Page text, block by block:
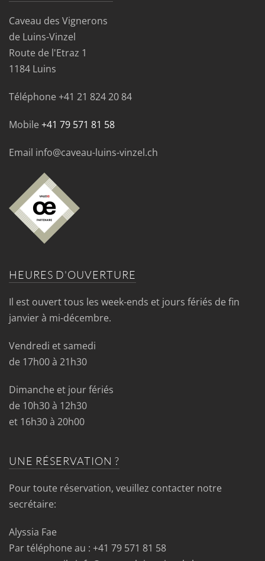
Caveau des Vignerons
de Luins-Vinzel
Route de l'Etraz 1
1184 Luins
Téléphone +41 21 824 20 84
Mobile +41 79 571 81 58
Email info@caveau-luins-vinzel.ch
HEURES D'OUVERTURE
Il est ouvert tous les week-ends et jours fériés de fin
janvier à mi-décembre.
Vendredi et samedi
de 17h00 à 21h30
Dimanche et jour fériés
de 10h30 à 12h30
et 16h30 à 20h00
UNE RÉSERVATION ?
Pour toute réservation, veuillez contacter notre
secrétaire:
Alyssia Fae
Par téléphone au : +41 79 571 81 58